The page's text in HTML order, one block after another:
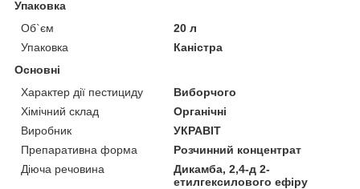
Упаковка
Об`єм
20 л
Упаковка
Каністра
Основні
Характер дії пестициду
Виборчого
Хімічний склад
Органічні
Виробник
УКРАВІТ
Препаративна форма
Розчинний концентрат
Діюча речовина
Дикамба, 2,4-д 2-
етилгексилового ефіру